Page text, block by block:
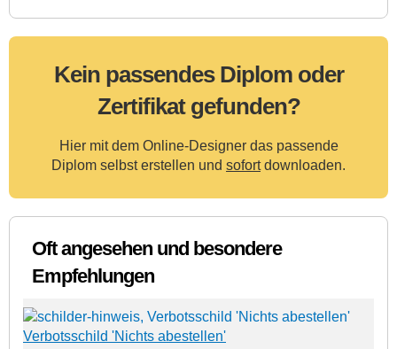
Kein passendes Diplom oder
Zertifikat gefunden?
Hier mit dem Online-Designer das passende
Diplom selbst erstellen und sofortdownloaden.
Oft angesehen und besondere
Empfehlungen
Verbotsschild 'Nichts abestellen'